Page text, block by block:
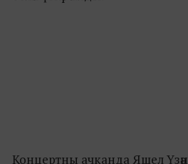
Концертны ачканда Яшел